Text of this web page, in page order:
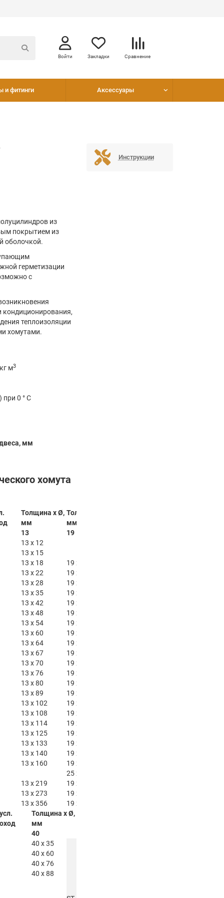
Войти Закладки Сравнение
и фитинги Аксессуары
из
покрытием из
оболочкой.
герметизации
с
кондиционирования,
теплоизоляции
хомутами.
м3
при 0 ° С
мм
хомута
Толщина x Ø,
мм
Толщина x Ø,
мм
13 19
13 x 12
13 x 15
13 x 18 19 x 18
13 x 22 19 x 22
13 x 28 19 x 28
13 x 35 19 x 35
13 x 42 19 x 42
13 x 48 19 x 48
13 x 54 19 x 54
13 x 60
19 x 60
13 x 64 19 x 64
13 x 67 19 x 67
13 x 70 19 x 70
13 x 76 19 x 76
13 x 80 19 x 80
13 x 89 19 x 89
13 x 102
19 x 102
13 x 108 19 x 108
13 x 114 19 x 114
13 x 125 19 x 125
13 x 133 19 x 133
13 x 140 19 x 140
13 x 160 19 x 160
25 x 219
13 x 219 19 x 219
13 x 273
19 x 273
13 x 356
19 x 356
Толщина x Ø,
мм
40
40 x 35
40 x 60
40 x 76
40 x 88
Инструкции